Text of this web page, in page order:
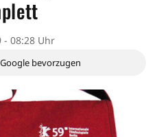
- 08:28 Uhr
bevorzugen